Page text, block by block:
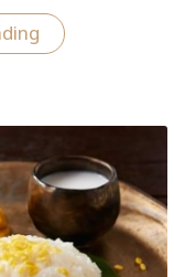
“Κουραμπιέδες
με
τον
Παρλιάρο”